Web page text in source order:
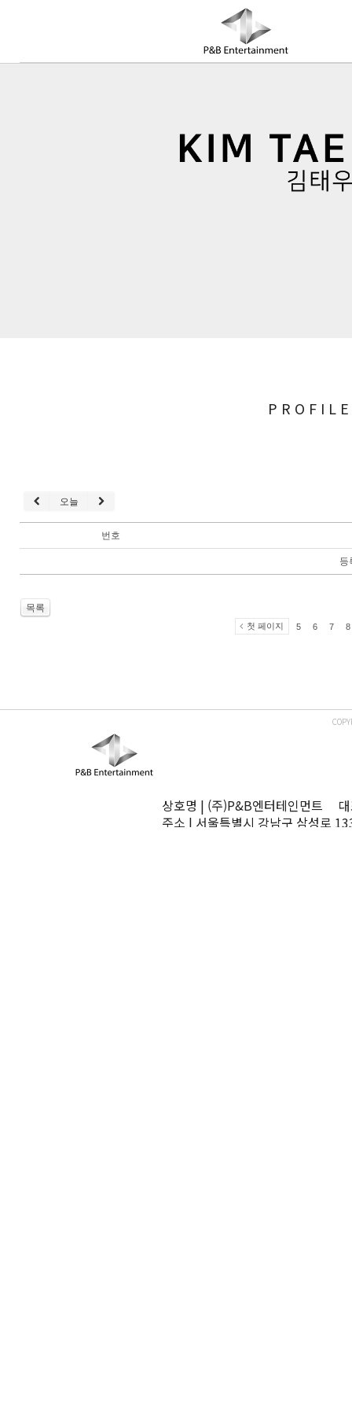
COMPANY
PROFILE
오늘
번호
등
목록
첫 페이지 5 6 7 8
상호명 | (주)P&B엔터테인먼트
주소 | 서울특별시 강남구 삼성로